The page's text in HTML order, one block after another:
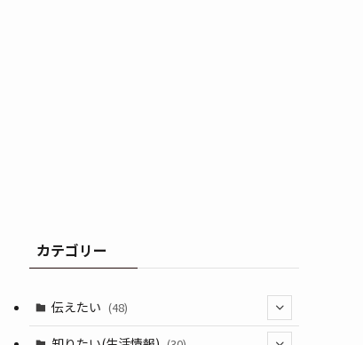
カテゴリー
伝えたい (48)